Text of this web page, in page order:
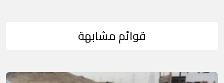
قوائم مشابهة